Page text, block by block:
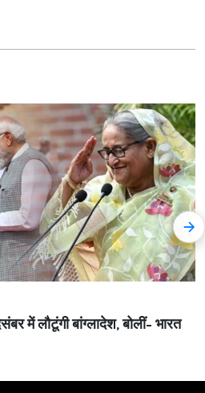
में लौटूंगी बांग्लादेश, बोलीं- भारत